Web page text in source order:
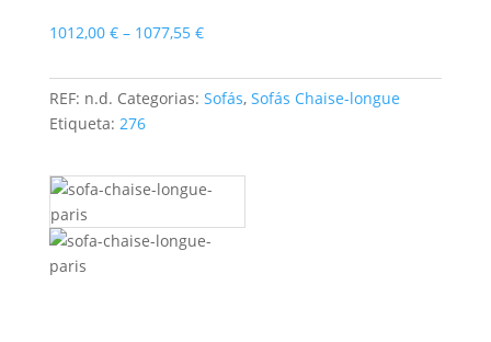
1012,00 € – 1077,55 €Price
1012,00 €
through
REF: n.d. Categorias: Sofás, Sofás Chaise-longue
Etiqueta: 276